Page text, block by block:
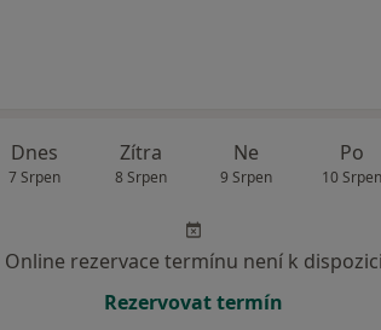
Dnes
7 Srpen
Zítra
8 Srpen
Ne
9 Srpen
Po
10 Srpen
Online rezervace termínu není k dispozici
Rezervovat termín